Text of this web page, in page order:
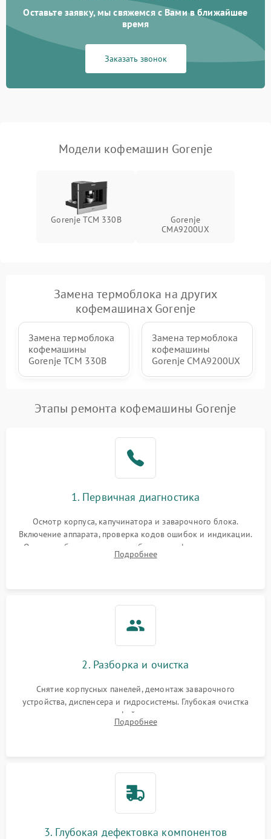
Оставьте заявку, мы свяжемся с Вами в ближайшее
время
Заказать звонок
Модели кофемашин Gorenje
Gorenje TCM 330B
Gorenje
CMA9200UX
Замена термоблока на других
кофемашинах Gorenje
Замена термоблока
кофемашины
Gorenje TCM 330B
Замена термоблока
кофемашины
Gorenje CMA9200UX
Этапы ремонта кофемашины Gorenje
1. Первичная диагностика
Осмотр корпуса, капучинатора и заварочного блока.
Включение аппарата, проверка кодов ошибок и индикации.
Оценка работы помпы, термоблока и кофемолки на слух.
Измерение температуры и давления воды для выявления
Подробнее
2. Разборка и очистка
Снятие корпусных панелей, демонтаж заварочного
устройства, диспенсера и гидросистемы. Глубокая очистка
внутренних узлов от кофейных масел, жмыха и накипи.
Промывка дренажных каналов и фильтров с использованием
Подробнее
3. Глубокая дефектовка компонентов